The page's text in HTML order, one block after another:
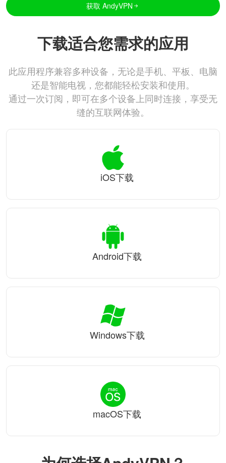
获取 AndyVPN
下载适合您需求的应用
此应用程序兼容多种设备，无论是手机、平板、电脑
还是智能电视，您都能轻松安装和使用。
通过一次订阅，即可在多个设备上同时连接，享受无
缝的互联网体验。
iOS下载
Android下载
Windows下载
macOS下载